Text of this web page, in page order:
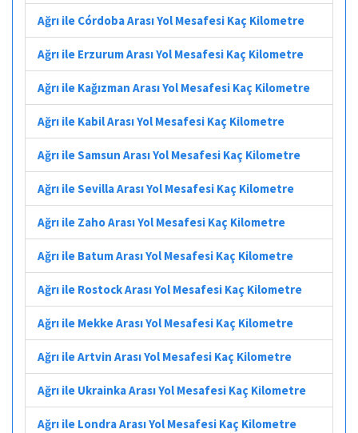
Ağrı ile Córdoba Arası Yol Mesafesi Kaç Kilometre
Ağrı ile Erzurum Arası Yol Mesafesi Kaç Kilometre
Ağrı ile Kağızman Arası Yol Mesafesi Kaç Kilometre
Ağrı ile Kabil Arası Yol Mesafesi Kaç Kilometre
Ağrı ile Samsun Arası Yol Mesafesi Kaç Kilometre
Ağrı ile Sevilla Arası Yol Mesafesi Kaç Kilometre
Ağrı ile Zaho Arası Yol Mesafesi Kaç Kilometre
Ağrı ile Batum Arası Yol Mesafesi Kaç Kilometre
Ağrı ile Rostock Arası Yol Mesafesi Kaç Kilometre
Ağrı ile Mekke Arası Yol Mesafesi Kaç Kilometre
Ağrı ile Artvin Arası Yol Mesafesi Kaç Kilometre
Ağrı ile Ukrainka Arası Yol Mesafesi Kaç Kilometre
Ağrı ile Londra Arası Yol Mesafesi Kaç Kilometre